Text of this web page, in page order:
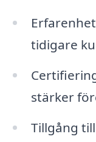
tidigare
stärker
Tillgång